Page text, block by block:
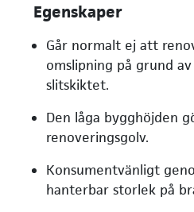
Egenskaper
Går normalt ej att
omslipning på grund
slitskiktet.
Den låga bygghöjden
renoveringsgolv.
Konsumentvänligt
hanterbar storlek på